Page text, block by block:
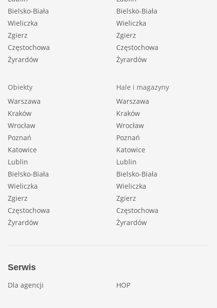
Bielsko-Biała
Wieliczka
Zgierz
Częstochowa
Żyrardów
Bielsko-Biała
Wieliczka
Zgierz
Częstochowa
Żyrardów
Obiekty
Warszawa
Kraków
Wrocław
Poznań
Katowice
Lublin
Bielsko-Biała
Wieliczka
Zgierz
Częstochowa
Żyrardów
Hale i magazyny
Warszawa
Kraków
Wrocław
Poznań
Katowice
Lublin
Bielsko-Biała
Wieliczka
Zgierz
Częstochowa
Żyrardów
Serwis
Dla agencji HOP